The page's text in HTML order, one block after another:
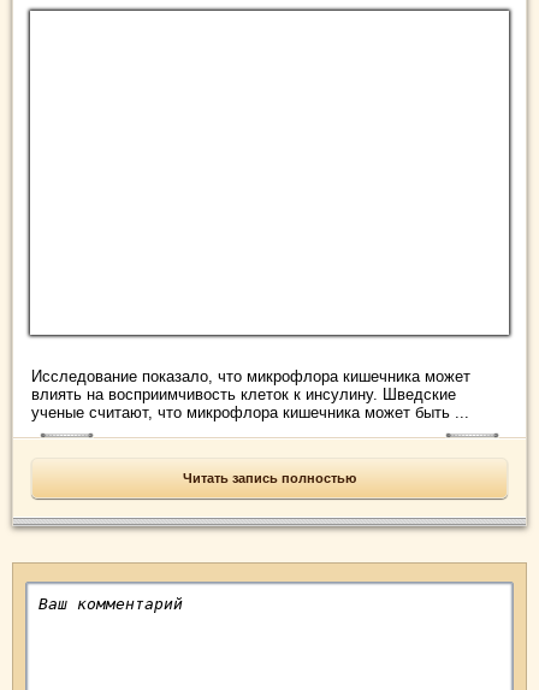
Исследование показало, что микрофлора кишечника может
влиять на восприимчивость клеток к инсулину. Шведские
ученые считают, что микрофлора кишечника может быть ...
Читать запись полностью